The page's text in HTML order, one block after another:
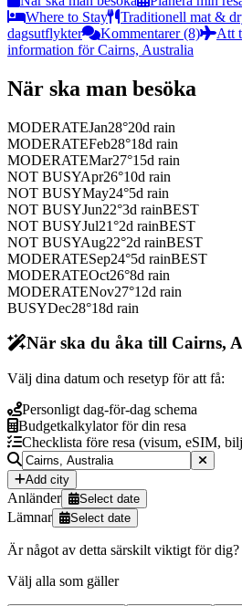
Where to Stay
Traditionell mat &
dagsutflykter
Kommentarer (8) Att
information för Cairns, Australia
När ska man besöka
MODERATEJan28°20d rain
MODERATEFeb28°18d rain
MODERATEMar27°15d rain
NOT BUSYApr26°10d rain
NOT BUSYMay24°5d rain
NOT BUSYJun22°3d rainBEST
NOT BUSYJul21°2d rainBEST
NOT BUSYAug22°2d rainBEST
MODERATESep24°5d rainBEST
MODERATEOct26°8d rain
MODERATENov27°12d rain
BUSYDec28°18d rain
När ska du åka till Cairns,
Välj dina datum och resetyp för att få:
Personligt dag-för-dag schema
Budgetkalkylator för din resa
Checklista före resa (visum, eSIM,
Add city
Anländer Select date
Lämnar Select date
Är något av detta särskilt viktigt för dig?
Välj alla som gäller